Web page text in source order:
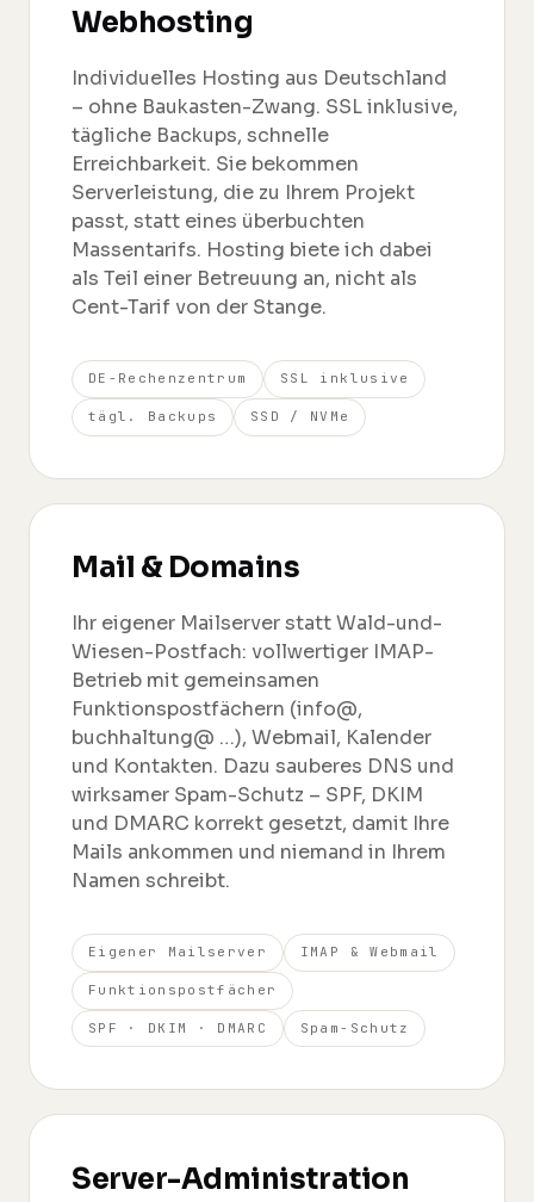
Webhosting
Individuelles Hosting aus Deutschland
– ohne Baukasten-Zwang. SSL inklusive,
tägliche Backups, schnelle
Erreichbarkeit. Sie bekommen
Serverleistung, die zu Ihrem Projekt
passt, statt eines überbuchten
Massentarifs. Hosting biete ich dabei
als Teil einer Betreuung an, nicht als
Cent-Tarif von der Stange.
DE-Rechenzentrum SSL inklusive
tägl. Backups SSD / NVMe
Mail & Domains
Ihr eigener Mailserver statt Wald-und-
Wiesen-Postfach: vollwertiger IMAP-
Betrieb mit gemeinsamen
Funktionspostfächern (info@,
buchhaltung@ …), Webmail, Kalender
und Kontakten. Dazu sauberes DNS und
wirksamer Spam-Schutz – SPF, DKIM
und DMARC korrekt gesetzt, damit Ihre
Mails ankommen und niemand in Ihrem
Namen schreibt.
Eigener Mailserver IMAP & Webmail
Funktionspostfächer
SPF · DKIM · DMARC Spam-Schutz
Server-Administration